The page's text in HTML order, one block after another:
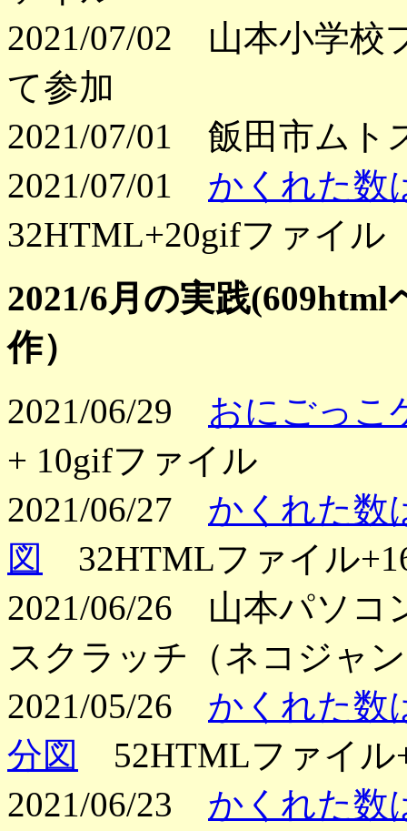
2021/07/02 山本小学校
て参加
2021/07/01 飯田市ムト
2021/07/01 かくれた数
32HTML+20gifファイル
2021/6月の実践
作）
2021/06/29 おにごっこ
+ 10gifファイル
2021/06/27 かくれた数
図
32HTMLファイル
2021/06/26 山本パソコ
スクラッチ（ネコジャ
2021/05/26 かくれた数
分図
52HTMLファイル
2021/06/23 かくれた数